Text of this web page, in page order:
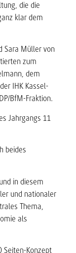
die die
klar dem
Sara Müller von
zum
dem
IHK Kassel-
BfM-Fraktion.
Jahrgangs 11
beides
in diesem
und nationaler
Thema,
als
Seiten-Konzept